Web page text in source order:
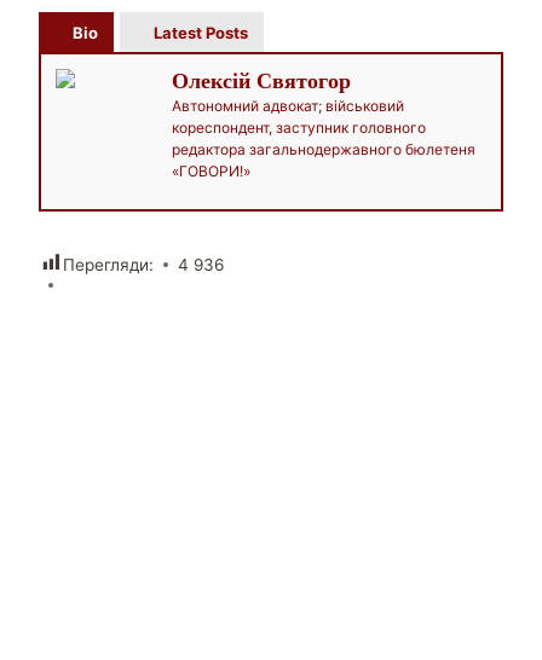
Bio Latest Posts
Олексій Святогор
Автономний адвокат; військовий
кореспондент, заступник головного
редактора загальнодержавного бюлетеня
«ГОВОРИ!»
Перегляди: 4 936